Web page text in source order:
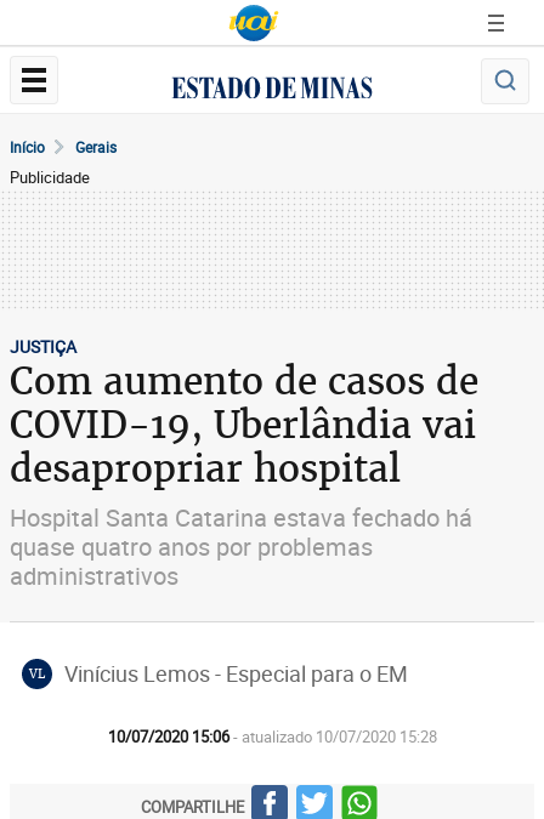
Início Gerais
Publicidade
JUSTIÇA
Com aumento de casos de
COVID-19, Uberlândia vai
desapropriar hospital
Hospital Santa Catarina estava fechado há
quase quatro anos por problemas
administrativos
VL Vinícius Lemos - Especial para o EM
10/07/2020 15:06- atualizado 10/07/2020 15:28
COMPARTILHE